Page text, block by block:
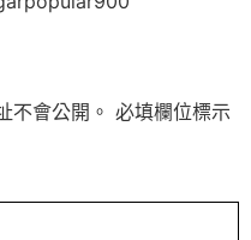
不會公開。 必填欄位標示